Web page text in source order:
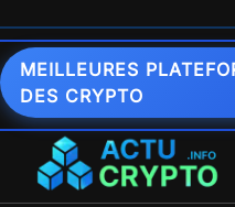
MEILLEURES
DES CRYPTO